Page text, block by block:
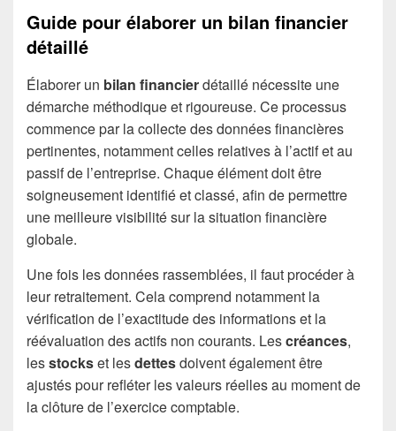
Guide pour élaborer un bilan financier
détaillé
Élaborer un bilan financierdétaillé nécessite une
démarche méthodique et rigoureuse. Ce processus
commence par la collecte des données financières
pertinentes, notamment celles relatives à l’actif et au
passif de l’entreprise. Chaque élément doit être
soigneusement identifié et classé, afin de permettre
une meilleure visibilité sur la situation financière
globale.
Une fois les données rassemblées, il faut procéder à
leur retraitement. Cela comprend notamment la
vérification de l’exactitude des informations et la
réévaluation des actifs non courants. Lescréances,
lesstockset lesdettesdoivent également être
ajustés pour refléter les valeurs réelles au moment de
la clôture de l’exercice comptable.